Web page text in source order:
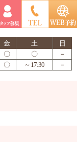
金 土
日
〇 〇
－
〇 ～17:30 －